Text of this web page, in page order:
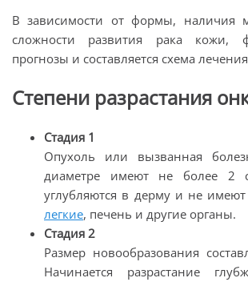
В зависимости от формы, наличия
сложности развития рака кожи,
прогнозы и составляется схема
Степени разрастания
Стадия 1
Опухоль или вызванная
диаметре имеют не более
углубляются в дерму и не имеют
легкие, печень и другие органы.
Стадия 2
Размер новообразования
Начинается разрастание